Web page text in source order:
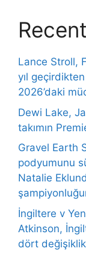
Lance Stroll,
yıl
2026’daki
Dewi Lake,
takımın
Gravel Earth
podyumunu
Natalie
İngiltere v
Atkinson,
dört